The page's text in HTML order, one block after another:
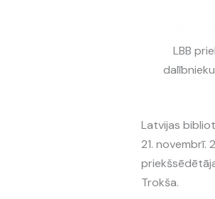
LBB
Latvijas
21. novembrī.
Trokša.